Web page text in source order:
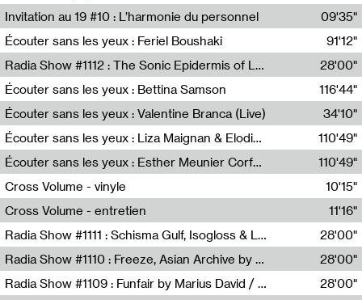
Nathalie Lacroix
Invitation au 19 #10 : L’harmonie du personnel
19, CRAC
09'35"
Écouter sans les yeux : Feriel Boushaki
Feriel Boushaki
91'12"
Radia Show #1112 : The Sonic Epidermis of Lake Léman by Paul Courlet / Guest Slot
28'00"
Écouter sans les yeux : Bettina Samson
Bettina Samson
116'44"
Écouter sans les yeux : Valentine Branca (Live)
Valentine Branca
34'10"
Écouter sans les yeux : Liza Maignan & Elodie Lecat
Liza Maignan,Elodie Lecat
110'49"
Écouter sans les yeux : Esther Meunier Corfdyr
Esther Meunier Corfdyr
110'49"
Cross Volume - vinyle
10'15"
Cross Volume - entretien
11'16"
Radia Show #1111 : Schisma Gulf, Isogloss & Lament For The Old Clock By Harvey Young / Resonance
Resonance
28'00"
Radia Show #1110 : Freeze, Asian Archive by Avita Maheen / Radio Worm
Radio WORM
28'00"
Radia Show #1109 : Funfair by Marius David / JET FM
28'00"